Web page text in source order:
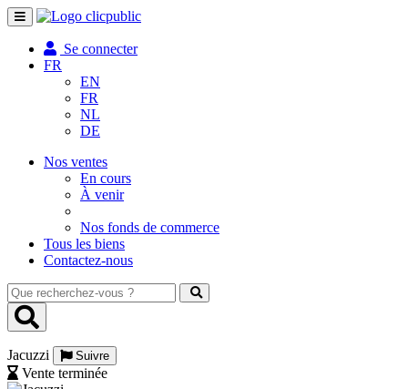
Toggle
navigation
Se connecter
FR
EN
FR
NL
DE
Nos ventes
En cours
À venir
Nos fonds de commerce
Tous les biens
Contactez-nous
Que
recherchez-
vous
Jacuzzi
Suivre
Vente terminée